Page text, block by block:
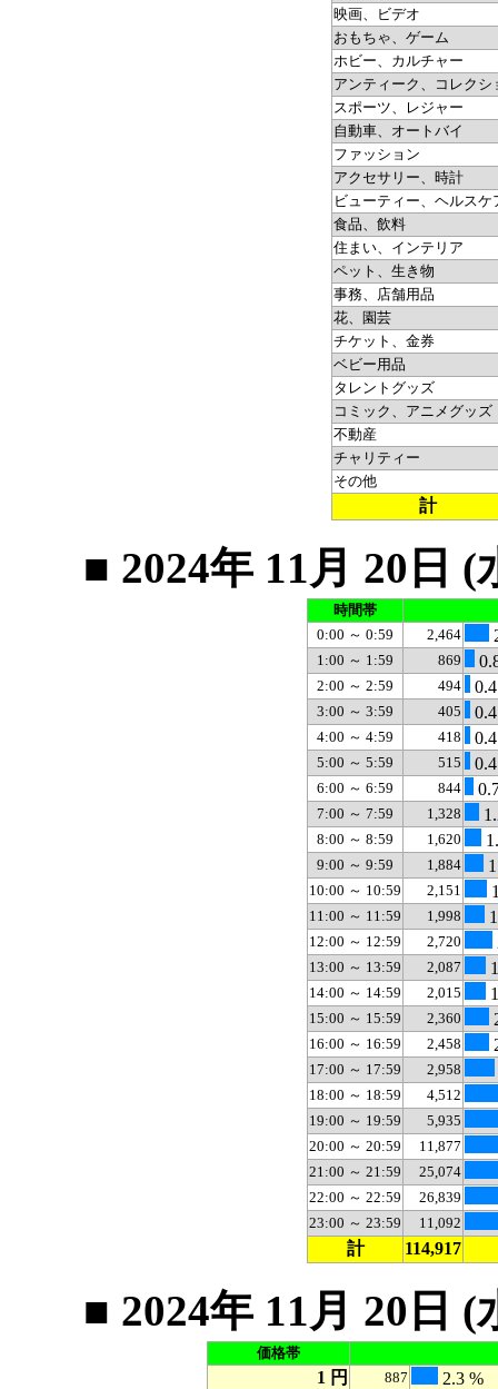
映画、ビデオ
おもちゃ、ゲーム
ホビー、カルチャー
アンティーク、コレクシ
スポーツ、レジャー
自動車、オートバイ
ファッション
アクセサリー、時計
ビューティー、ヘルスケ
食品、飲料
住まい、インテリア
ペット、生き物
事務、店舗用品
花、園芸
チケット、金券
ベビー用品
タレントグッズ
コミック、アニメグッズ
不動産
チャリティー
その他
計
■ 2024年 11月 20日
時間帯
0:00 ～ 0:59
2,464
1:00 ～ 1:59 869
2:00 ～ 2:59 494
3:00 ～ 3:59 405
4:00 ～ 4:59 418
5:00 ～ 5:59 515
6:00 ～ 6:59 844
7:00 ～ 7:59 1,328
8:00 ～ 8:59 1,620
9:00 ～ 9:59 1,884
10:00 ～ 10:59 2,151
11:00 ～ 11:59 1,998
12:00 ～ 12:59 2,720
13:00 ～ 13:59 2,087
14:00 ～ 14:59 2,015
15:00 ～ 15:59 2,360
16:00 ～ 16:59 2,458
17:00 ～ 17:59 2,958
18:00 ～ 18:59
4,512
19:00 ～ 19:59
5,935
20:00 ～ 20:59
11,877
21:00 ～ 21:59
25,074
22:00 ～ 22:59
26,839
23:00 ～ 23:59
11,092
計 114,917
■ 2024年 11月 20日
価格帯
1 円 887 2.3 %